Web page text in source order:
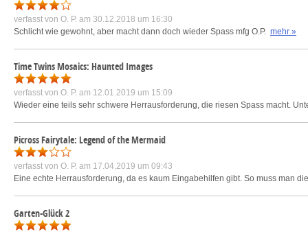
verfasst von O. P. am 30.12.2018 um 16:30
Schlicht wie gewohnt, aber macht dann doch wieder Spass mfg O.P. mehr »
Time Twins Mosaics: Haunted Images
verfasst von O. P. am 12.01.2019 um 15:09
Wieder eine teils sehr schwere Herrausforderung, die riesen Spass macht.
Picross Fairytale: Legend of the Mermaid
verfasst von O. P. am 17.04.2019 um 09:43
Eine echte Herrausforderung, da es kaum Eingabehilfen gibt. So muss man
Garten-Glück 2